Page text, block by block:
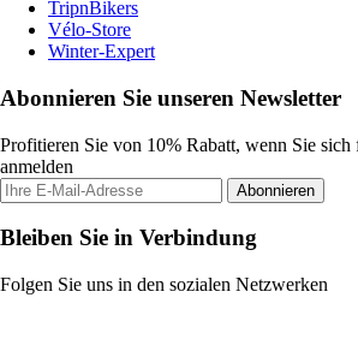
TripnBikers
Vélo-Store
Winter-Expert
Abonnieren Sie unseren Newsletter
Profitieren Sie von 10% Rabatt, wenn Sie sich
anmelden
Abonnieren
Bleiben Sie in Verbindung
Folgen Sie uns in den sozialen Netzwerken